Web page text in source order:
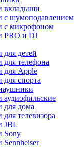
вкладыши
с шумоподавлением
с микрофоном
PRO и DJ
детей
телефона
для Apple
спорта
для дома
телевизора
JBL
Sony